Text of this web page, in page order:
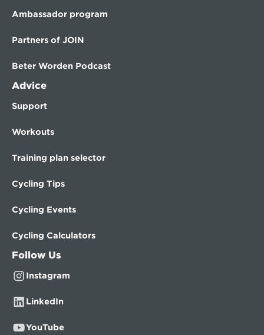
Ambassador program
Partners of JOIN
Beter Worden Podcast
Advice
Support
Workouts
Training plan selector
Cycling Tips
Cycling Events
Cycling Calculators
Follow Us
Instagram
LinkedIn
YouTube